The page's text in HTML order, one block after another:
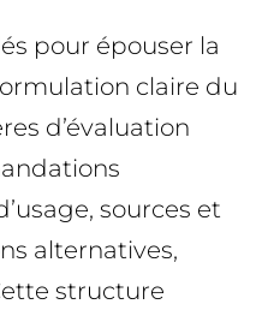
pour épouser la
claire du
d’évaluation
sources et
alternatives,
structure